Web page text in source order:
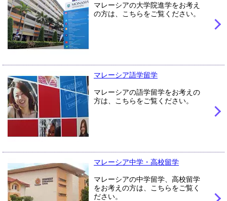
マレーシアの大学院進学をお考え
の方は、こちらをご覧ください。
マレーシア語学留学
マレーシアの語学留学をお考えの
方は、こちらをご覧ください。
マレーシア中学・高校留学
マレーシアの中学留学、高校留学
をお考えの方は、こちらをご覧く
ださい。